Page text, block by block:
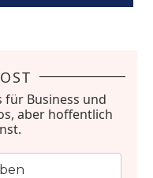
für Business und
aber hoffentlich